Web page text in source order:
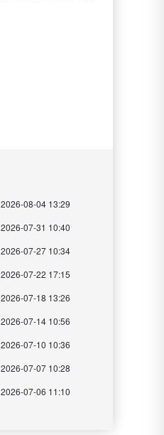
2026-08-04 13:29
2026-07-31 10:40
2026-07-27 10:34
2026-07-22 17:15
2026-07-18 13:26
2026-07-14 10:56
2026-07-10 10:36
2026-07-07 10:28
2026-07-06 11:10